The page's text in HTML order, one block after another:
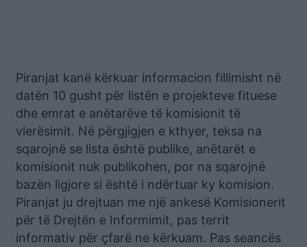
Piranjat kanë kërkuar informacion fillimisht në
datën 10 gusht për listën e projekteve fituese
dhe emrat e anëtarëve të komisionit të
vlerësimit. Në përgjigjen e kthyer, teksa na
sqarojnë se lista është publike, anëtarët e
komisionit nuk publikohen, por na sqarojnë
bazën ligjore si është i ndërtuar ky komision.
Piranjat ju drejtuan me një ankesë Komisionerit
për të Drejtën e Informimit, pas territ
informativ për çfarë ne kërkuam. Pas seancës